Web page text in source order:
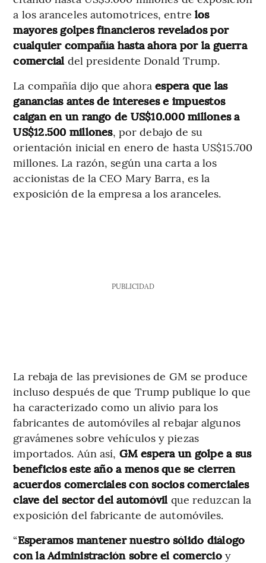
a los aranceles automotrices, entre los
mayores golpes financieros revelados por
cualquier compañía hasta ahora por la guerra
comercial del presidente Donald Trump.
La compañía dijo que ahoraespera que las
ganancias antes de intereses e impuestos
caigan en un rango de US$10.000 millones a
US$12.500 millones, por debajo de su
orientación inicial en enero de hasta US$15.700
millones. La razón, según una carta a los
accionistas de la CEO Mary Barra, es la
exposición de la empresa a los aranceles.
PUBLICIDAD
La rebaja de las previsiones de GM se produce
incluso después de que Trump publique lo que
ha caracterizado como un alivio para los
fabricantes de automóviles al rebajar algunos
gravámenes sobre vehículos y piezas
importados. Aún así, GM espera un golpe a sus
beneficios este año a menos que se cierren
acuerdos comerciales con socios comerciales
clave del sector del automóvil que reduzcan la
exposición del fabricante de automóviles.
“Esperamos mantener nuestro sólido diálogo
con la Administración sobre el comercioy